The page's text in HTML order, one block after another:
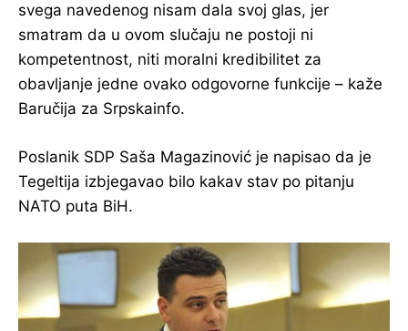
svega navedenog nisam dala svoj glas, jer
smatram da u ovom slučaju ne postoji ni
kompetentnost, niti moralni kredibilitet za
obavljanje jedne ovako odgovorne funkcije – kaže
Baručija za Srpskainfo.
Poslanik SDP Saša Magazinović je napisao da je
Tegeltija izbjegavao bilo kakav stav po pitanju
NATO puta BiH.